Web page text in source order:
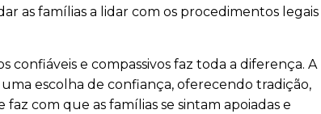
as famílias a lidar com os procedimentos legais
e compassivos faz toda a diferença. A
escolha de confiança, oferecendo tradição,
com que as famílias se sintam apoiadas e